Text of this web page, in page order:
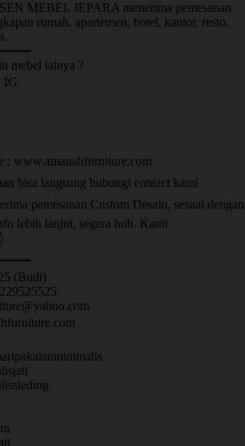
MEBEL JEPARA menerima pemesanan
rumah, apartemen, hotel, kantor, resto,
mebel lainya ?
IG
www.amanahfurniture.com
bisa langsung hubungi contact kami
pemesanan Custom Desain, sesuai dengan
lebih lanjut, segera hub. Kami
ㅤ
(Budi)